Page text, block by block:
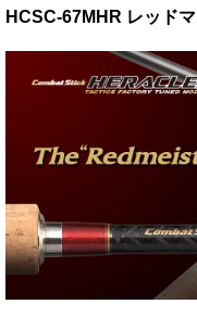
HCSC-67MHR レッド